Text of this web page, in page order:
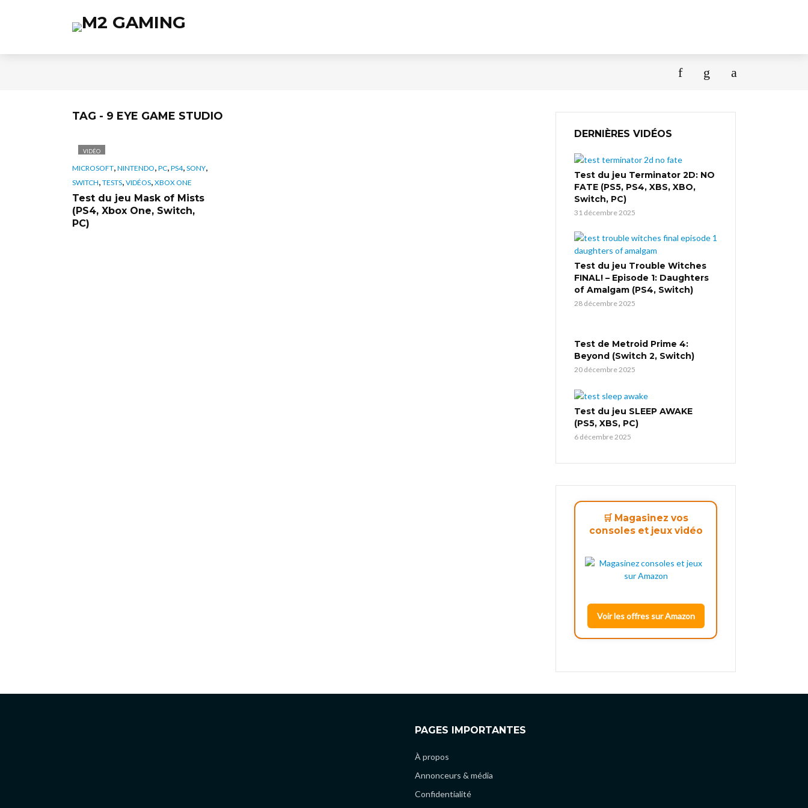
TAG - 9 EYE GAME STUDIO
VIDÉO
MICROSOFT, NINTENDO, PC, PS4, SONY,
SWITCH, TESTS, VIDÉOS, XBOX ONE
Test du jeu Mask of Mists
(PS4, Xbox One, Switch,
PC)
DERNIÈRES VIDÉOS
Test du jeu Terminator 2D: NO
FATE (PS5, PS4, XBS, XBO,
Switch, PC)
31 décembre 2025
Test du jeu Trouble Witches
FINAL! – Episode 1: Daughters
of Amalgam (PS4, Switch)
28 décembre 2025
Test de Metroid Prime 4:
Beyond (Switch 2, Switch)
20 décembre 2025
Test du jeu SLEEP AWAKE
(PS5, XBS, PC)
6 décembre 2025
🛒 Magasinez vos
consoles et jeux vidéo
Voir les offres sur Amazon
PAGES IMPORTANTES
À propos
Annonceurs & média
Confidentialité